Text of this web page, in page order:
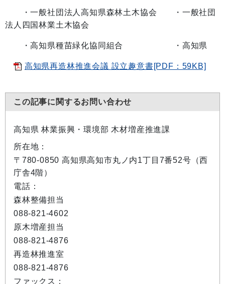
・一般社団法人高知県森林土木協会 ・一般社団
法人四国林業土木協会
・高知県種苗緑化協同組合 ・高知県
高知県再造林推進会議 設立趣意書[PDF：59KB]
この記事に関するお問い合わせ
高知県 林業振興・環境部 木材増産推進課
所在地：
〒780-0850 高知県高知市丸ノ内1丁目7番52号（西
庁舎4階）
電話：
森林整備担当
088-821-4602
原木増産担当
088-821-4876
再造林推進室
088-821-4876
ファックス：